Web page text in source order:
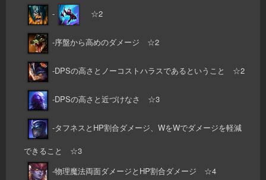
-
☆2
-序盤から高めのダメージ ☆2
-DPSの高さとノーコストハラスであるということ ☆2
-DPSの高さと近づけなさ ☆3
-タフネスとHP割合ダメージ、WをWでダメージを軽減
できること ☆3
-物理魔法両面ダメージとHP割合ダメージ ☆4